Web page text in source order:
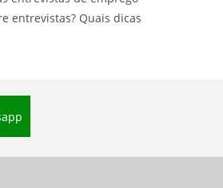
entrevistas? Quais dicas